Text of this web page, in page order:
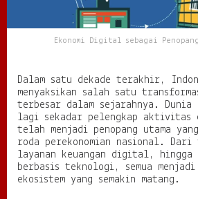
e
n
n
g
P
e
r
t
u
m
b
Ekonomi Digital sebagai
Dalam satu dekade terakhir,
menyaksikan salah satu
terbesar dalam sejarahnya.
lagi sekadar pelengkap aktivitas
telah menjadi penopang utama yang
roda perekonomian nasional.
layanan keuangan digital,
berbasis teknologi, semua
ekosistem yang semakin matang.